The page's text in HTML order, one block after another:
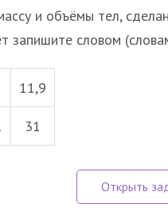
и объёмы тел,
запишите словом
11,9
31